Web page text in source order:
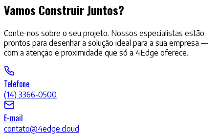
Vamos Construir Juntos?
Conte-nos sobre o seu projeto. Nossos especialistas estão
prontos para desenhar a solução ideal para a sua empresa —
com a atenção e proximidade que só a 4Edge oferece.
Telefone
(14) 3366-0500
E-mail
contato@4edge.cloud